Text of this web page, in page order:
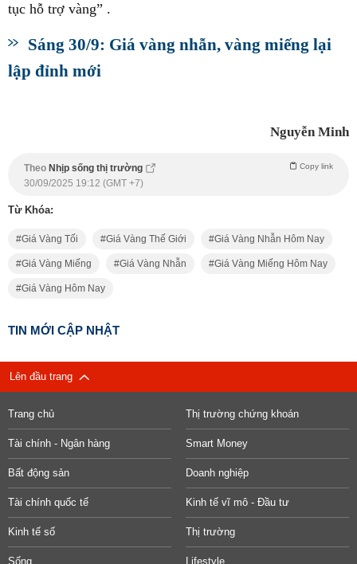
tục hỗ trợ vàng” .
Sáng 30/9: Giá vàng nhẫn, vàng miếng lại
lập đỉnh mới
Nguyễn Minh
Theo Nhịp sống thị trường Copy link
30/09/2025 19:12 (GMT +7)
Từ Khóa:
Giá Vàng Tối Giá Vàng Thế Giới Giá Vàng Nhẫn Hôm Nay
Giá Vàng Miếng Giá Vàng Nhẫn Giá Vàng Miếng Hôm Nay
Giá Vàng Hôm Nay
TIN MỚI CẬP NHẬT
Lên đầu trang
Trang chủ Thị trường chứng khoán
Tài chính - Ngân hàng Smart Money
Bất động sản Doanh nghiệp
Tài chính quốc tế Kinh tế vĩ mô - Đầu tư
Kinh tế số Thị trường
Sống Lifestyle